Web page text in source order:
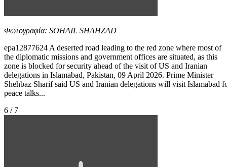
Φωτογραφία: SOHAIL SHAHZAD
epa12877624 A deserted road leading to the red zone where most of
the diplomatic missions and government offices are situated, as this
zone is blocked for security ahead of the visit of US and Iranian
delegations in Islamabad, Pakistan, 09 April 2026. Prime Minister
Shehbaz Sharif said US and Iranian delegations will visit Islamabad
peace talks...
6 / 7